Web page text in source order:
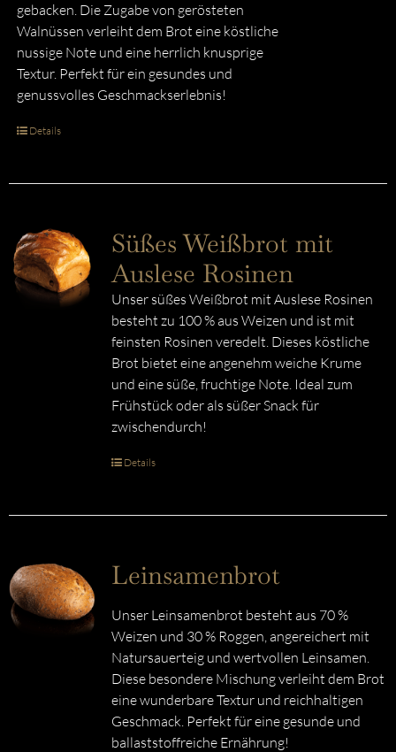
gebacken. Die Zugabe von gerösteten
Walnüssen verleiht dem Brot eine köstliche
nussige Note und eine herrlich knusprige
Textur. Perfekt für ein gesundes und
genussvolles Geschmackserlebnis!
Details
Süßes Weißbrot mit
Auslese Rosinen
Unser süßes Weißbrot mit Auslese Rosinen
besteht zu 100 % aus Weizen und ist mit
feinsten Rosinen veredelt. Dieses köstliche
Brot bietet eine angenehm weiche Krume
und eine süße, fruchtige Note. Ideal zum
Frühstück oder als süßer Snack für
zwischendurch!
Details
Leinsamenbrot
Unser Leinsamenbrot besteht aus 70 %
Weizen und 30 % Roggen, angereichert mit
Natursauerteig und wertvollen Leinsamen.
Diese besondere Mischung verleiht dem Brot
eine wunderbare Textur und reichhaltigen
Geschmack. Perfekt für eine gesunde und
ballaststoffreiche Ernährung!